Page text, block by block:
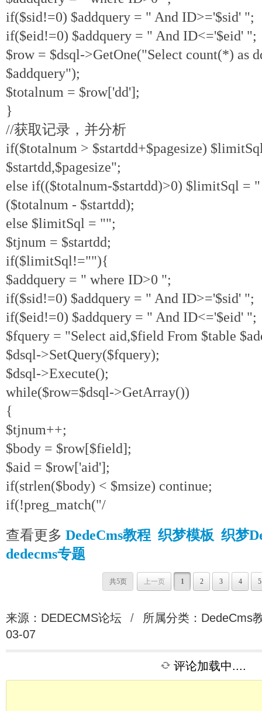
if($sid!=0) $addquery = " And ID>='$sid' ";
if($eid!=0) $addquery = " And ID<='$eid' ";
$row = $dsql->GetOne("Select count(*) as
$addquery");
$totalnum = $row['dd'];
}
//获取记录，并分析
if($totalnum > $startdd+$pagesize)
$startdd,$pagesize";
else if(($totalnum-$startdd)>0) $limitSql =
($totalnum - $startdd);
else $limitSql = "";
$tjnum = $startdd;
if($limitSql!=""){
$addquery = " where ID>0 ";
if($sid!=0) $addquery = " And ID>='$sid' ";
if($eid!=0) $addquery = " And ID<='$eid' ";
$fquery = "Select aid,$field From $table
$dsql->SetQuery($fquery);
$dsql->Execute();
while($row=$dsql->GetArray())
{
$tjnum++;
$body = $row[$field];
$aid = $row['aid'];
if(strlen($body) < $msize) continue;
if(!preg_match("/
查看更多 DedeCms教程 织梦模板 织梦
dedecms专题
共5页 上一页 1 2 3 4 5
来源：DEDECMS论坛 / 所属分类： DedeCms
03-07
评论加载中....